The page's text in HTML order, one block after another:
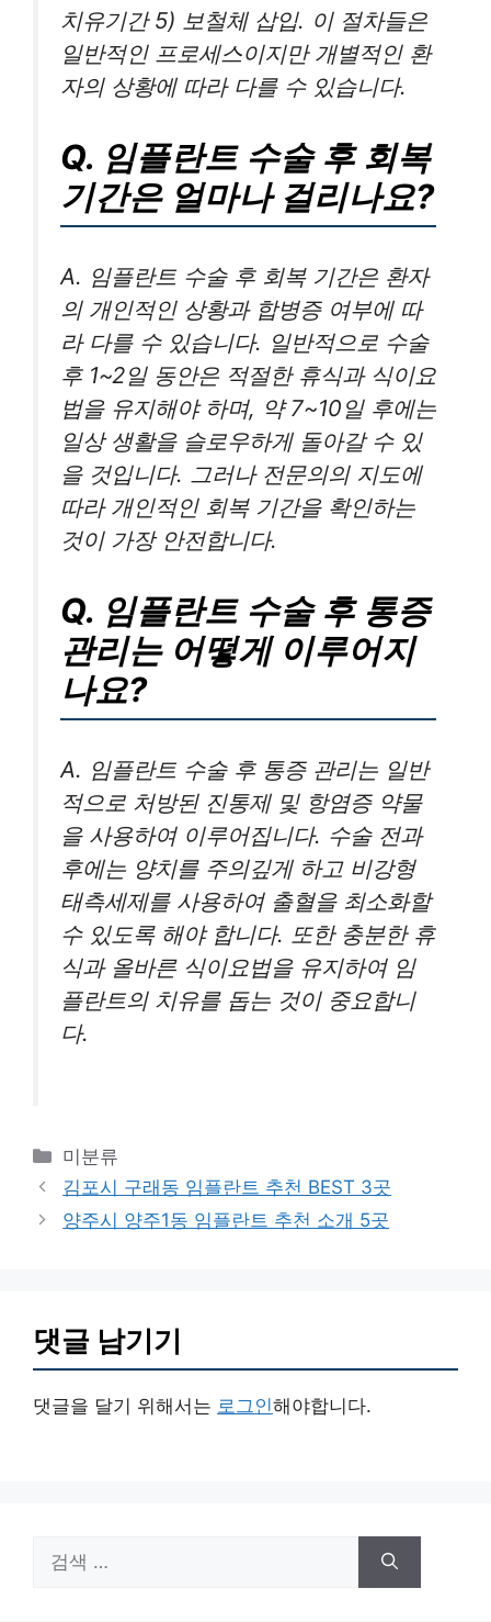
치유기간 5) 보철체 삽입. 이 절차들은
일반적인 프로세스이지만 개별적인 환
자의 상황에 따라 다를 수 있습니다.
Q. 임플란트 수술 후 회복
기간은 얼마나 걸리나요?
A. 임플란트 수술 후 회복 기간은 환자
의 개인적인 상황과 합병증 여부에 따
라 다를 수 있습니다. 일반적으로 수술
후 1~2일 동안은 적절한 휴식과 식이요
법을 유지해야 하며, 약 7~10일 후에는
일상 생활을 슬로우하게 돌아갈 수 있
을 것입니다. 그러나 전문의의 지도에
따라 개인적인 회복 기간을 확인하는
것이 가장 안전합니다.
Q. 임플란트 수술 후 통증
관리는 어떻게 이루어지
나요?
A. 임플란트 수술 후 통증 관리는 일반
적으로 처방된 진통제 및 항염증 약물
을 사용하여 이루어집니다. 수술 전과
후에는 양치를 주의깊게 하고 비강형
태측세제를 사용하여 출혈을 최소화할
수 있도록 해야 합니다. 또한 충분한 휴
식과 올바른 식이요법을 유지하여 임
플란트의 치유를 돕는 것이 중요합니
다.
카
테
고
미분류
김포시 구래동 임플란트 추천 BEST 3곳
양주시 양주1동 임플란트 추천 소개 5곳
댓글 남기기
댓글을 달기 위해서는 로그인해야합니다.
색: